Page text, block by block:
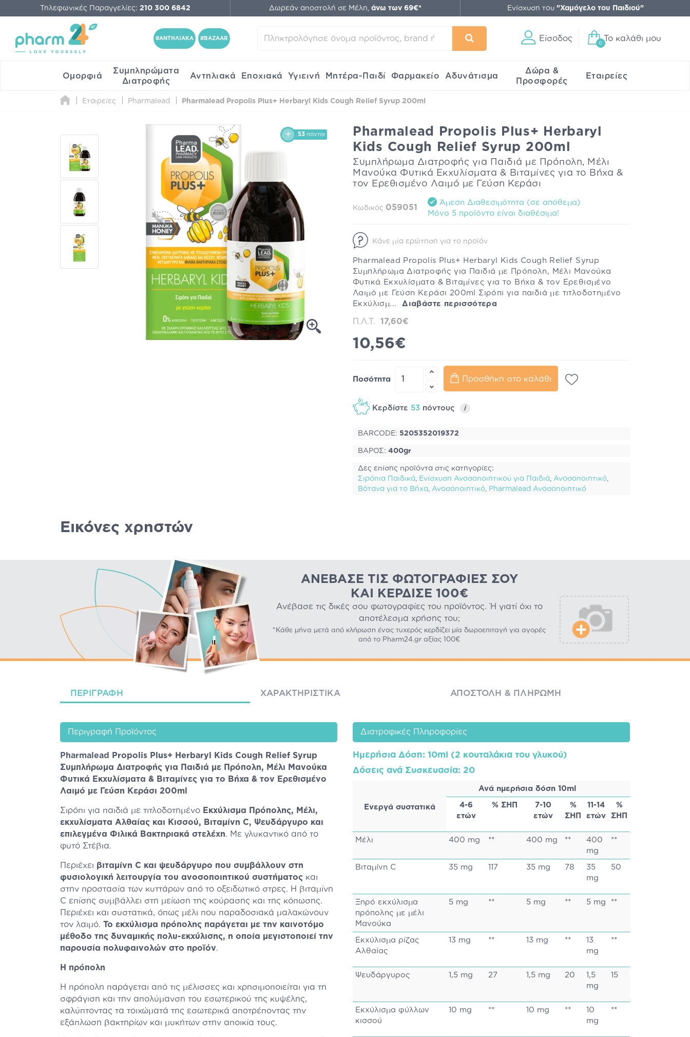
Τηλεφωνικές Παραγγελίες: 210 300 6842 Δωρεάν αποστολή σε Μέλη, άνω των 69€* Ενίσχυση του "Χαμόγελο του Παιδιού"
#ΑΝΤΗΛΙΑΚΑ #BAZAAR Είσοδος
0
Το καλάθι μου
Ομορφιά
Συμπληρώματα
Διατροφής
Αντηλιακά Εποχιακά Υγιεινή Μητέρα-Παιδί Φαρμακείο Αδυνάτισμα
Δώρα &
Προσφορές
Εταιρείες
Εταιρείες Pharmalead Pharmalead Propolis Plus+ Herbaryl Kids Cough Relief Syrup 200ml
53 πόντοι
Pharmalead Propolis Plus+ Herbaryl
Kids Cough Relief Syrup 200ml
Συμπλήρωμα Διατροφής για Παιδιά με Πρόπολη, Μέλι
Μανούκα Φυτικά Εκχυλίσματα & Βιταμίνες για το Βήχα &
τον Ερεθισμένο Λαιμό με Γεύση Κεράσι
Κωδικός 059051
Άμεση Διαθεσιμότητα (σε απόθεμα)
Mόνο 5 προϊόντα είναι διαθέσιμα!
Κάνε μία ερώτηση για το προϊόν
Pharmalead Propolis Plus+ Herbaryl Kids Cough Relief Syrup
Συμπλήρωμα Διατροφής για Παιδιά με Πρόπολη, Μέλι Μανούκα
Φυτικά Εκχυλίσματα & Βιταμίνες για το Βήχα & τον Ερεθισμένο
Λαιμό με Γεύση Κεράσι 200ml Σιρόπι για παιδιά με τιτλοδοτημένο
Εκχύλισμ...Διαβάστε περισσότερα
Π.Λ.Τ. 17,60€
10,56€
Ποσότητα Προσθήκη στο καλάθι
Κερδίστε 53 πόντους i
BARCODE: 5205352019372
ΒΑΡΟΣ: 400gr
Δες επίσης προϊόντα στις κατηγορίες:
Σιρόπια Παιδικά
Ενίσχυση Ανοσοποιητικού για Παιδιά Ανοσοποιητικό
Βότανα για το Βήχα
Ανοσοποιητικό Pharmalead Ανοσοποιητικό
Εικόνες χρηστών
ΑΝΈΒΑΣΕ ΤΙΣ ΦΩΤΟΓΡΑΦΊΕΣ ΣΟΥ
ΚΑΙ ΚΈΡΔΙΣΕ 100€
Ανέβασε τις δικές σου φωτογραφίες του προϊόντος. Ή γιατί όχι το
αποτέλεσμα χρήσης του;
*Κάθε μήνα μετά από κλήρωση ένας τυχερός κερδίζει μία δωροεπιταγή για αγορές
από το Pharm24.gr αξίας 100€
ΠΕΡΙΓΡΑΦΉ ΧΑΡΑΚΤΗΡΙΣΤΙΚΆ ΑΠΟΣΤΟΛΉ & ΠΛΗΡΩΜΉ
Περιγραφή Προϊόντος
Pharmalead
Propolis Plus+ Herbaryl Kids Cough Relief Syrup
Συμπλήρωμα Διατροφής για Παιδιά με Πρόπολη, Μέλι Μανούκα
Φυτικά Εκχυλίσματα & Βιταμίνες για το Βήχα & τον Ερεθισμένο
Λαιμό με Γεύση Κεράσι 200ml
Σιρόπι για παιδιά με τιτλοδοτημένο Εκχύλισμα Πρόπολης, Μέλι,
εκχυλίσματα Αλθαίας και Κισσού, Βιταμίνη C, Ψευδάργυρο και
επιλεγμένα Φιλικά Βακτηριακά στελέχη. Mε γλυκαντικό από το
φυτό Στέβια.
Περιέχει βιταμίνη C και ψευδάργυρο που συμβάλλουν στη
φυσιολογική λειτουργία του ανοσοποιητικού συστήματος και
στην προστασία των κυττάρων από το οξειδωτικό στρες. Η βιταμίνη
C επίσης συμβάλλει στη μείωση της κούρασης και της κόπωσης.
Περιέχει και συστατικά, όπως μέλι που παραδοσιακά μαλακώνουν
τον λαιμό. Το εκχύλισμα πρόπολης παράγεται με την καινοτόμο
μέθοδο της δυναμικής πολυ-εκχύλισης, η οποία μεγιστοποιεί την
παρουσία πολυφαινολών στο προϊόν.
Η πρόπολη
Η πρόπολη παράγεται από τις μέλισσες και χρησιμοποιείται για τη
σφράγιση και την απολύμανση του εσωτερικού της κυψέλης,
καλύπτοντας τα τοιχώματά της εσωτερικά αποτρέποντας την
εξάπλωση βακτηρίων και μυκήτων στην αποικία τους.
Διατροφικές Πληροφορίες
Ημερήσια Δόση: 10ml (2 κουταλάκια του γλυκού)
Δόσεις ανά Συσκευασία: 20
Ενεργά συστατικά
Ανά ημερήσια δόση 10ml
4-6
ετών
% ΣΗΠ
7-10
ετών
%
ΣΗΠ
11-14
ετών
%
ΣΗΠ
Μέλι 400 mg ** 400 mg **
400
mg
**
Βιταμίνη C 35 mg 117 35 mg 78
35
mg
50
Ξηρό εκχύλισμα
πρόπολης με μέλι
Μανούκα
5 mg ** 5 mg ** 5 mg **
Εκχύλισμα ρίζας
Αλθαίας
13 mg ** 13 mg **
13
mg
**
Ψευδάργυρος 1,5 mg 27 1,5 mg 20
1,5
mg
15
Εκχύλισμα φύλλων
κισσού
10 mg ** 10 mg **
10
mg
**